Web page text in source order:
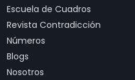
Escuela de Cuadros
Revista Contradicción
Números
Blogs
Nosotros